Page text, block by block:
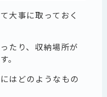
大事に取っておく
たり、収納場所が
。
はどのようなもの